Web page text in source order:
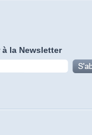
la Newsletter